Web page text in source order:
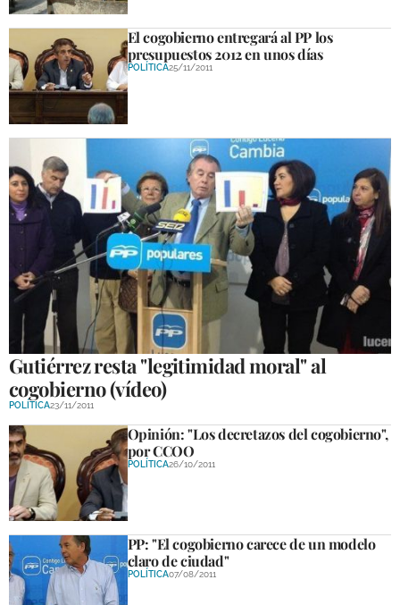
El cogobierno entregará al PP los
presupuestos 2012 en unos días
POLÍTICA25/11/2011
Gutiérrez resta "legitimidad moral" al
cogobierno (vídeo)
POLÍTICA23/11/2011
Opinión: "Los decretazos del cogobierno",
por CCOO
POLÍTICA26/10/2011
PP: "El cogobierno carece de un modelo
claro de ciudad"
POLÍTICA07/08/2011